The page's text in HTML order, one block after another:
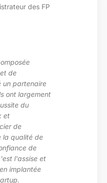
DGFIP -
La maîtrise des sujets, la
les besoins de ma structure,
des situations diverses. Nous
particulièrement apprécié
d’Advyteam lors de la
en place d’un plan de montée de
compétences sur le pôle de
HRa au sein de la DGFiP.